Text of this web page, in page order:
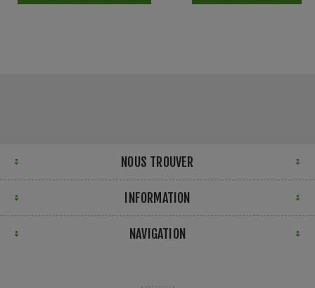
NOUS TROUVER
INFORMATION
NAVIGATION